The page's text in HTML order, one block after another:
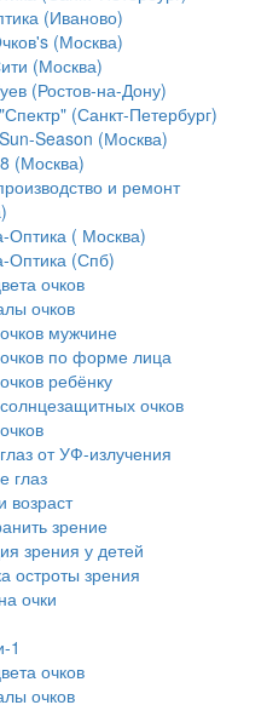
(Иваново)
(Москва)
(Москва)
(Ростов-на-Дону)
(Санкт-Петербург)
Season (Москва)
(Москва)
и ремонт
Оптика ( Москва)
Оптика (Спб)
очков
очков
мужчине
по форме лица
ребёнку
очков
от УФ-излучения
глаз
возраст
зрение
зрения у детей
остроты зрения
очки
1
очков
очков